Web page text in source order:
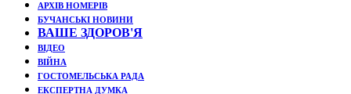
АРХІВ НОМЕРІВ
БУЧАНСЬКІ НОВИНИ
ВАШЕ ЗДОРОВ'Я
ВІДЕО
ВІЙНА
ГОСТОМЕЛЬСЬКА РАДА
ЕКСПЕРТНА ДУМКА